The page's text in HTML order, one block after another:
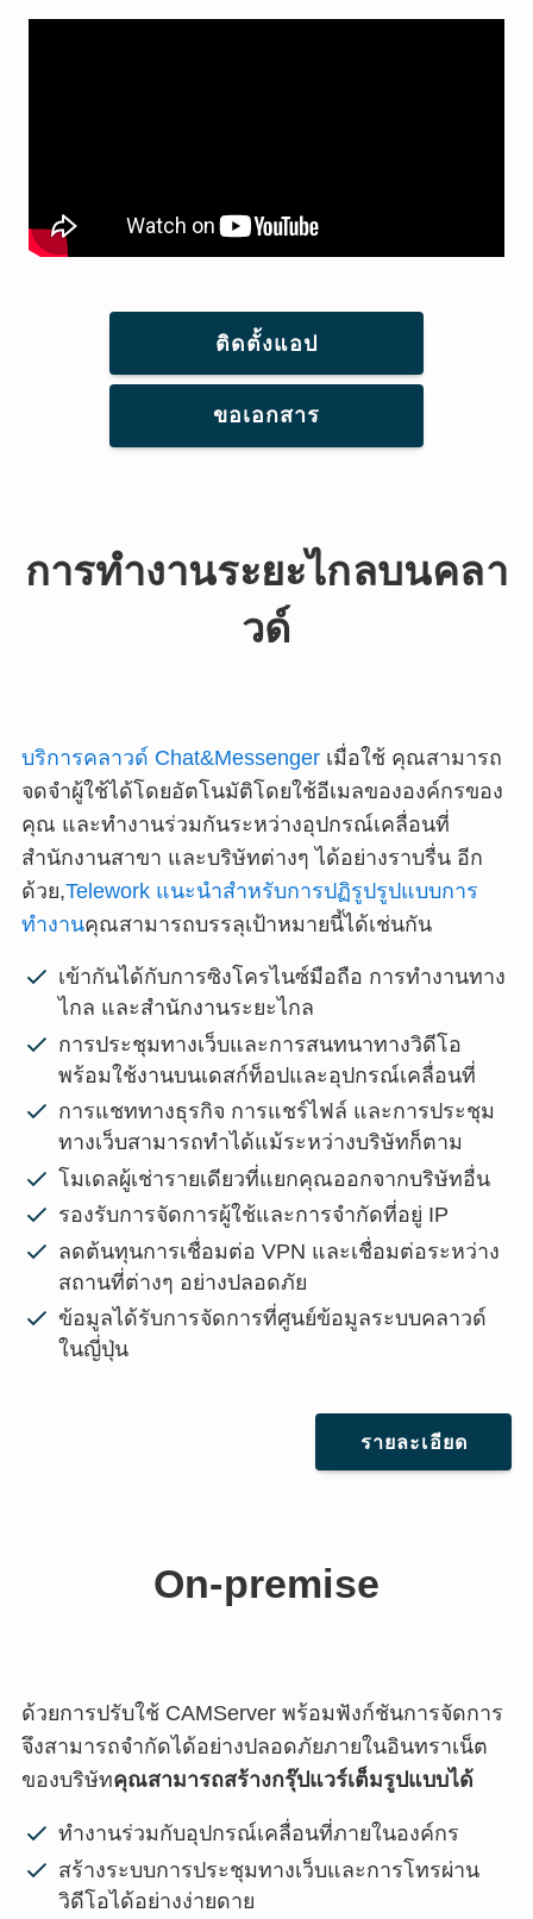
ติดตั้งแอป
ขอเอกสาร
การทำงานระยะไกลบนคลา
วด์
บริการคลาวด์ Chat&Messengerเมื่อใช้ คุณสามารถ
จดจำผู้ใช้ได้โดยอัตโนมัติโดยใช้อีเมลขององค์กรของ
คุณ และทำงานร่วมกันระหว่างอุปกรณ์เคลื่อนที่
สำนักงานสาขา และบริษัทต่างๆ ได้อย่างราบรื่น อีก
ด้วย,Telework แนะนำสำหรับการปฏิรูปรูปแบบการ
ทำงานคุณสามารถบรรลุเป้าหมายนี้ได้เช่นกัน
เข้ากันได้กับการซิงโครไนซ์มือถือ การทำงานทาง
ไกล และสำนักงานระยะไกล
การประชุมทางเว็บและการสนทนาทางวิดีโอ
พร้อมใช้งานบนเดสก์ท็อปและอุปกรณ์เคลื่อนที่
การแชททางธุรกิจ การแชร์ไฟล์ และการประชุม
ทางเว็บสามารถทำได้แม้ระหว่างบริษัทก็ตาม
โมเดลผู้เช่ารายเดียวที่แยกคุณออกจากบริษัทอื่น
รองรับการจัดการผู้ใช้และการจำกัดที่อยู่ IP
ลดต้นทุนการเชื่อมต่อ VPN และเชื่อมต่อระหว่าง
สถานที่ต่างๆ อย่างปลอดภัย
ข้อมูลได้รับการจัดการที่ศูนย์ข้อมูลระบบคลาวด์
ในญี่ปุ่น
รายละเอียด
On-premise
ด้วยการปรับใช้ CAMServer พร้อมฟังก์ชันการจัดการ
จึงสามารถจำกัดได้อย่างปลอดภัยภายในอินทราเน็ต
ของบริษัทคุณสามารถสร้างกรุ๊ปแวร์เต็มรูปแบบได้
ทำงานร่วมกับอุปกรณ์เคลื่อนที่ภายในองค์กร
สร้างระบบการประชุมทางเว็บและการโทรผ่าน
วิดีโอได้อย่างง่ายดาย